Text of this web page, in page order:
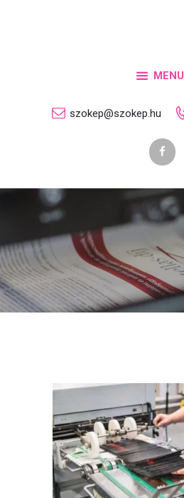
MENU
szokep@szokep.hu